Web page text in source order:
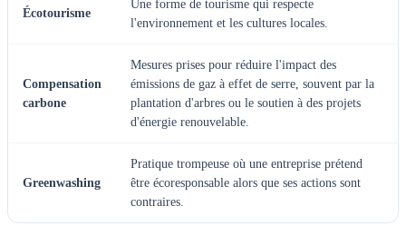
Écotourisme
Une forme de tourisme qui respecte
l'environnement et les cultures locales.
Compensation
carbone
Mesures prises pour réduire l'impact des
émissions de gaz à effet de serre, souvent par la
plantation d'arbres ou le soutien à des projets
d'énergie renouvelable.
Greenwashing
Pratique trompeuse où une entreprise prétend
être écoresponsable alors que ses actions sont
contraires.